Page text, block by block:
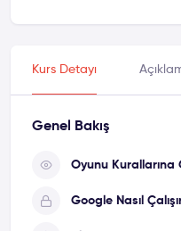
Kurs Detayı
Genel Bakış
Oyunu Kurallarına
Google Nasıl